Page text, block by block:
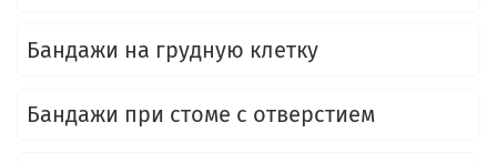
Бандажи на грудную клетку
Бандажи при стоме с отверстием